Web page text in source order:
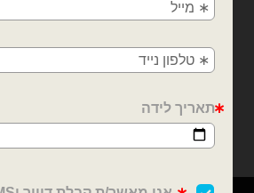
לבבות כסוף אדום
המלאי אזל
צרפו אותי לרשימת
גן, בני ברק, אזור, נס ציונה, רמלה,